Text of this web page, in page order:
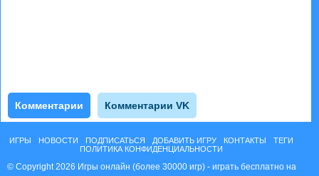
Комментарии Комментарии VK
ИГРЫ НОВОСТИ ПОДПИСАТЬСЯ ДОБАВИТЬ ИГРУ КОНТАКТЫ
ТЕГИ
ПОЛИТИКА КОНФИДЕНЦИАЛЬНОСТИ
© Copyright 2026 Игры онлайн (более 30000 игр) - играть бесплатно на